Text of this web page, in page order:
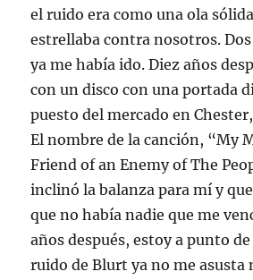
el ruido era como una ola
estrellaba contra nosotros.
ya me había ido. Diez años
con un disco con una portada
puesto del mercado en
El nombre de la canción, “My
Friend of an Enemy of The
inclinó la balanza para mí y
que no había nadie que me
años después, estoy a punto
ruido de Blurt ya no me asusta